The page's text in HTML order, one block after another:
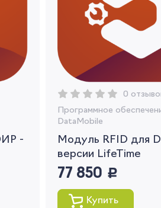
-
0
Программное
DataMobile
Модуль RFID для
версии LifeTime
77 850 руб.
Купить
на обработку моих
данных
Вернуться
отслеживать статус своих
получать индивидуальные
рекомендации